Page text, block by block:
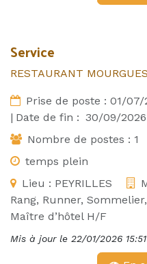
Service
RESTAURANT MOURGUES
Prise de poste : 01/07/
| Date de fin : 30/09/2026
Nombre de postes : 1
temps plein
Lieu : PEYRILLES
Rang, Runner,
Maître d’hôtel H/F
Mis à jour le 22/01/2026 15:51